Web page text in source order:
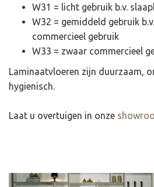
W31 = licht gebruik b.v.
W32 = gemiddeld gebruik
commercieel gebruik
W33 = zwaar commercieel
Laminaatvloeren zijn duurzaam,
hygienisch.
Laat u overtuigen in onze